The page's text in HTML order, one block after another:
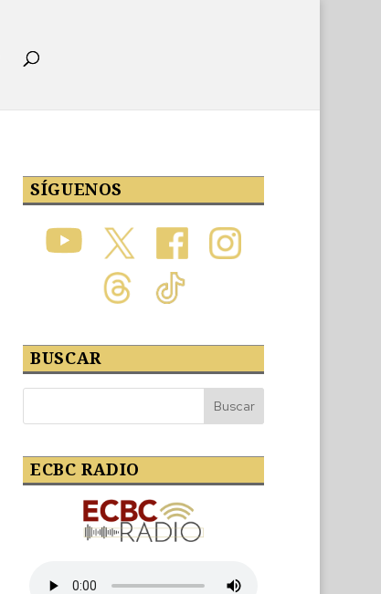
SÍGUENOS
BUSCAR
ECBC RADIO